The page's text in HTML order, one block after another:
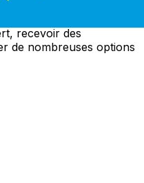
recevoir des
de nombreuses options